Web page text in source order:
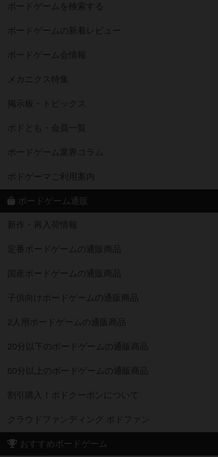
ボードゲームを検索する
ボードゲームの新着レビュー
ボードゲーム会情報
メカニクス特集
掲示板・トピックス
ボドとも・会員一覧
ボードゲーム業界コラム
ボドゲーマご利用案内
ボードゲーム通販
新作・再入荷情報
定番ボードゲームの通販商品
国産ボードゲームの通販商品
子供向けボードゲームの通販商品
2人用ボードゲームの通販商品
20分以下のボードゲームの通販商品
60分以上のボードゲームの通販商品
割引購入！ボドクーポンについて
クラウドファンディング ボドファン
おすすめボードゲーム